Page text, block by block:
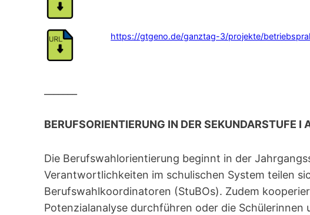
https://gtgeno.de/ganztag-3/projekte/
BERUFSORIENTIERUNG IN DER SEKUNDARSTUFE
Die Berufswahlorientierung beginnt in der
Verantwortlichkeiten im schulischen System teilen
Berufswahlkoordinatoren (StuBOs). Zudem
Potenzialanalyse durchführen oder die